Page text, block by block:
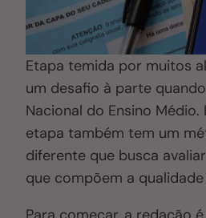
Etapa temida por muitos
um desafio à parte
Nacional do Ensino Médio.
etapa também tem um
diferente que busca
que compõem a